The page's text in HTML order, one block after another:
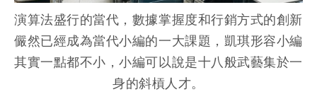
演算法盛行的當代，數據掌握度和行銷方式的創新
儼然已經成為當代小編的一大課題，凱琪形容小編
其實一點都不小，小編可以說是十八般武藝集於一
身的斜槓人才。